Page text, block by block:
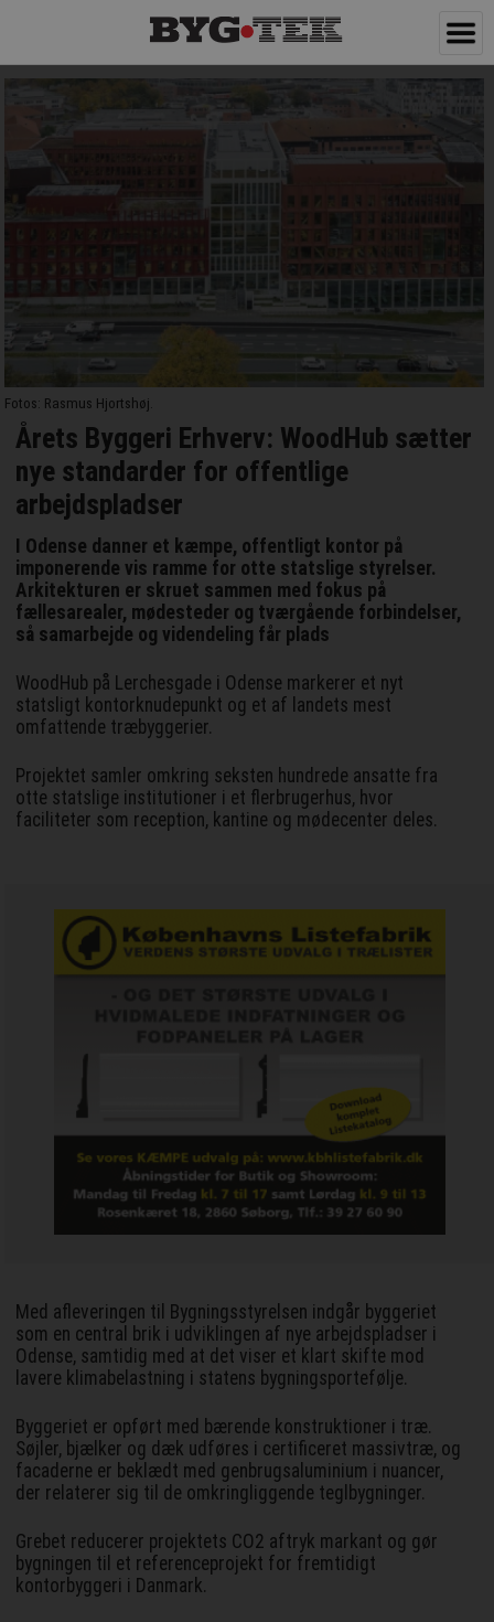
Fotos: Rasmus Hjortshøj.
Årets Byggeri Erhverv: WoodHub sætter
nye standarder for offentlige
arbejdspladser
I Odense danner et kæmpe, offentligt kontor på
imponerende vis ramme for otte statslige styrelser.
Arkitekturen er skruet sammen med fokus på
fællesarealer, mødesteder og tværgående forbindelser,
så samarbejde og videndeling får plads
WoodHub på Lerchesgade i Odense markerer et nyt
statsligt kontorknudepunkt og et af landets mest
omfattende træbyggerier.
Projektet samler omkring seksten hundrede ansatte fra
otte statslige institutioner i et flerbrugerhus, hvor
faciliteter som reception, kantine og mødecenter deles.
Med afleveringen til Bygningsstyrelsen indgår byggeriet
som en central brik i udviklingen af nye arbejdspladser i
Odense, samtidig med at det viser et klart skifte mod
lavere klimabelastning i statens bygningsportefølje.
Byggeriet er opført med bærende konstruktioner i træ.
Søjler, bjælker og dæk udføres i certificeret massivtræ, og
facaderne er beklædt med genbrugsaluminium i nuancer,
der relaterer sig til de omkringliggende teglbygninger.
Grebet reducerer projektets CO2 aftryk markant og gør
bygningen til et referenceprojekt for fremtidigt
kontorbyggeri i Danmark.